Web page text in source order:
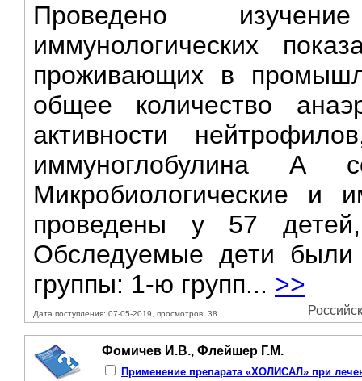
Проведено
иммунологических
проживающих в
общее количество
активности
иммуноглобулина А
Микробиологические и
проведены у 57
Обследуемые дети были
группы: 1-ю групп... >>
Дата поступления: 07-05-2019, просмотров: 38
Фомичев И.В., Флейшер Г.М.
Применение препарата «ХОЛИСАЛ» при